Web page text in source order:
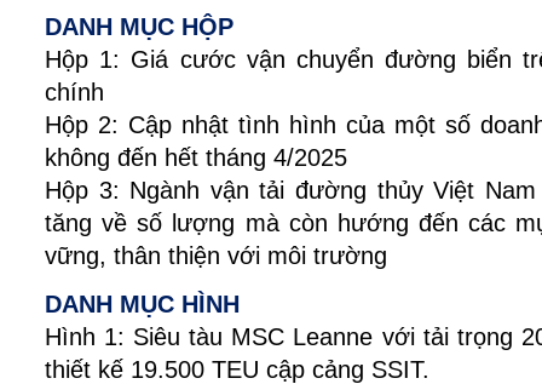
DANH MỤC HỘP
Hộp 1: Giá cước vận chuyển đường biển
chính
Hộp 2: Cập nhật tình hình của một số
không đến hết tháng 4/2025
Hộp 3: Ngành vận tải đường thủy Việt
tăng về số lượng mà còn hướng đến các
vững, thân thiện với môi trường
DANH MỤC HÌNH
Hình 1: Siêu tàu MSC Leanne với tải trọng
thiết kế 19.500 TEU cập cảng SSIT.